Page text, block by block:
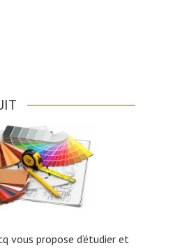
vous propose d’étudier et